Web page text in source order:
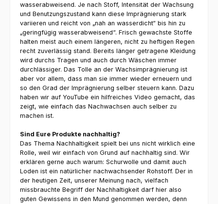
wasserabweisend. Je nach Stoff, Intensität der Wachsung
und Benutzungszustand kann diese Imprägnierung stark
variieren und reicht von „nah an wasserdicht“ bis hin zu
„geringfügig wasserabweisend“. Frisch gewachste Stoffe
halten meist auch einem längeren, nicht zu heftigen Regen
recht zuverlässig stand. Bereits länger getragene Kleidung
wird durchs Tragen und auch durch Wäschen immer
durchlässiger. Das Tolle an der Wachsimprägnierung ist
aber vor allem, dass man sie immer wieder erneuern und
so den Grad der Imprägnierung selber steuern kann. Dazu
haben wir auf YouTube ein hilfreiches Video gemacht, das
zeigt, wie einfach das Nachwachsen auch selber zu
machen ist.
Sind Eure Produkte nachhaltig?
Das Thema Nachhaltigkeit spielt bei uns nicht wirklich eine
Rolle, weil wir einfach von Grund auf nachhaltig sind. Wir
erklären gerne auch warum: Schurwolle und damit auch
Loden ist ein natürlicher nachwachsender Rohstoff. Der in
der heutigen Zeit, unserer Meinung nach, vielfach
missbrauchte Begriff der Nachhaltigkeit darf hier also
guten Gewissens in den Mund genommen werden, denn